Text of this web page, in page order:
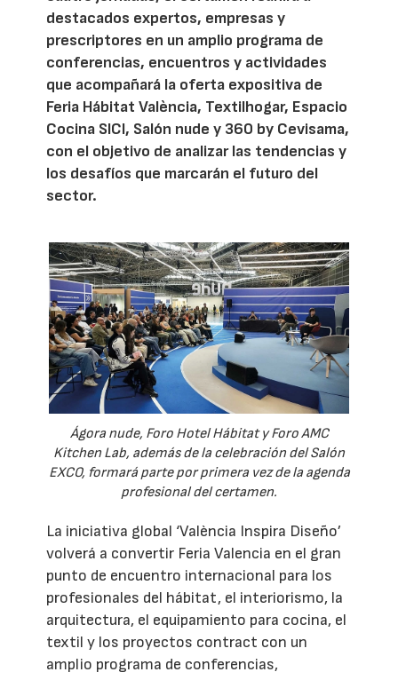
destacados expertos, empresas y
prescriptores en un amplio programa de
conferencias, encuentros y actividades
que acompañará la oferta expositiva de
Feria Hábitat València, Textilhogar, Espacio
Cocina SICI, Salón nude y 360 by Cevisama,
con el objetivo de analizar las tendencias y
los desafíos que marcarán el futuro del
sector.
Ágora nude, Foro Hotel Hábitat y Foro AMC
Kitchen Lab, además de la celebración del Salón
EXCO, formará parte por primera vez de la agenda
profesional del certamen.
La iniciativa global ‘València Inspira Diseño’
volverá a convertir Feria Valencia en el gran
punto de encuentro internacional para los
profesionales del hábitat, el interiorismo, la
arquitectura, el equipamiento para cocina, el
textil y los proyectos contract con un
amplio programa de conferencias,